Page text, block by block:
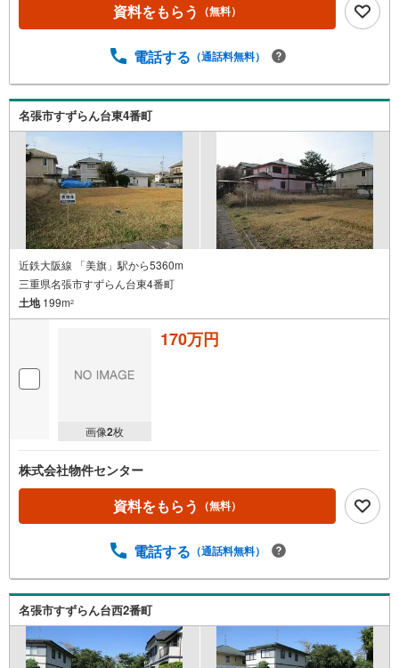
資料をもらう （無料）
電話する （通話料無料）
名張市すずらん台東4番町
近鉄大阪線 「美旗」駅から5360m
三重県名張市すずらん台東4番町
土地199m2
画像2枚
170万円
株式会社物件センター
資料をもらう （無料）
電話する （通話料無料）
名張市すずらん台西2番町